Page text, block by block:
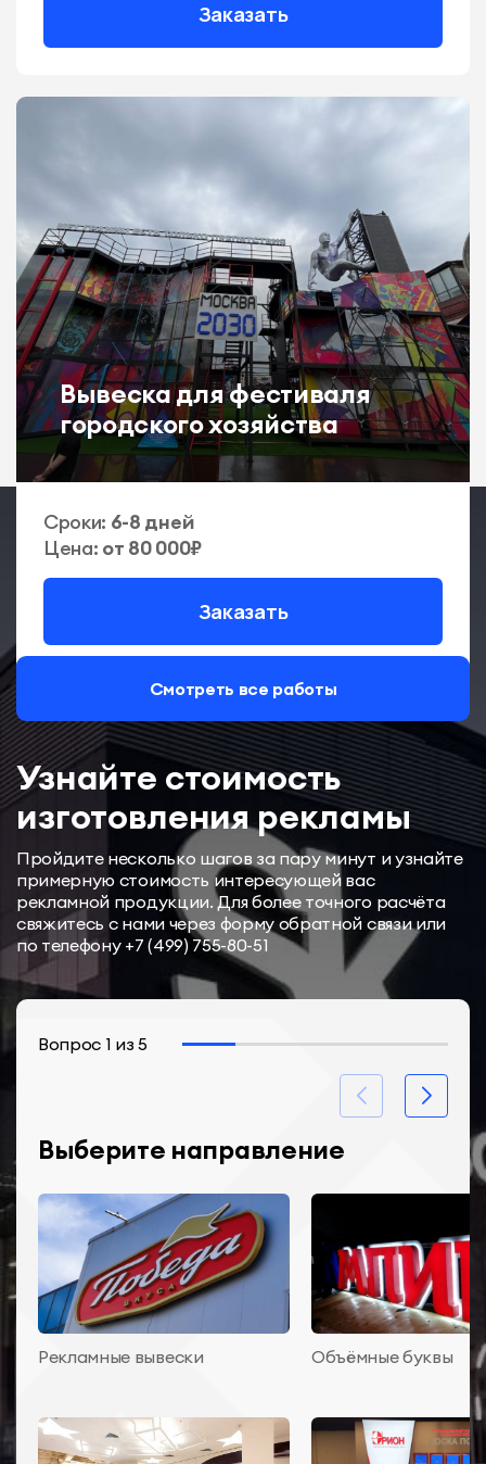
Заказать
Вывеска для фестиваля
городского хозяйства
Сроки: 6-8 дней
Цена: от 80 000₽
Заказать
Смотреть все работы
Узнайте стоимость
изготовления рекламы
Пройдите несколько шагов за пару минут и узнайте
примерную стоимость интересующей вас
рекламной продукции. Для более точного расчёта
свяжитесь с нами через форму обратной связи или
по телефону +7 (499) 755-80-51
Вопрос 1 из5
Выберите направление
Рекламные вывески Объёмные буквы